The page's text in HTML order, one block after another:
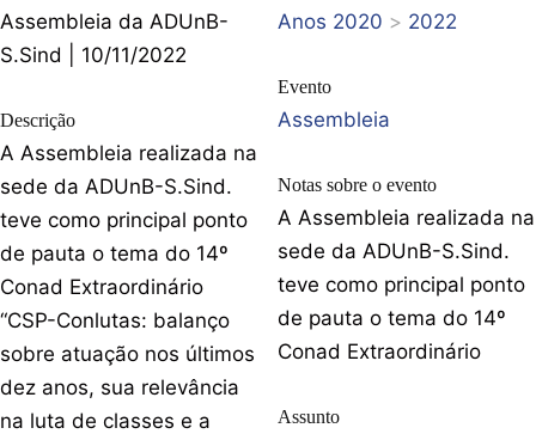
Assembleia da ADUnB-
S.Sind | 10/11/2022
Descrição
A Assembleia realizada na
sede da ADUnB-S.Sind.
teve como principal ponto
de pauta o tema do 14º
Conad Extraordinário
“CSP-Conlutas: balanço
sobre atuação nos últimos
dez anos, sua relevância
na luta de classes e a
Anos 2020 > 2022
Evento
Assembleia
Notas sobre o evento
A Assembleia realizada na
sede da ADUnB-S.Sind.
teve como principal ponto
de pauta o tema do 14º
Conad Extraordinário
Assunto